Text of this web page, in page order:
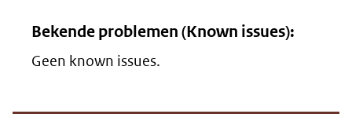
andere
website)
nieuw
naar
Bekende problemen (Known issues):
Geen known issues.